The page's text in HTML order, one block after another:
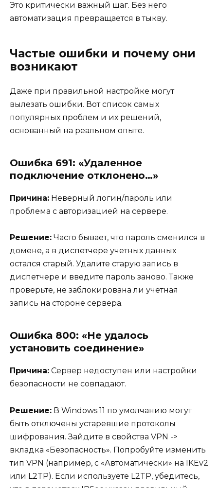
Это критически важный шаг. Без него
автоматизация превращается в тыкву.
Частые ошибки и почему они
возникают
Даже при правильной настройке могут
вылезать ошибки. Вот список самых
популярных проблем и их решений,
основанный на реальном опыте.
Ошибка 691: «Удаленное
подключение отклонено…»
Причина: Неверный логин/пароль или
проблема с авторизацией на сервере.
Решение: Часто бывает, что пароль сменился в
домене, а в диспетчере учетных данных
остался старый. Удалите старую запись в
диспетчере и введите пароль заново. Также
проверьте, не заблокирована ли учетная
запись на стороне сервера.
Ошибка 800: «Не удалось
установить соединение»
Причина: Сервер недоступен или настройки
безопасности не совпадают.
Решение: В Windows 11 по умолчанию могут
быть отключены устаревшие протоколы
шифрования. Зайдите в свойства VPN ->
вкладка «Безопасность». Попробуйте изменить
тип VPN (например, с «Автоматически» на IKEv2
или L2TP). Если используете L2TP, убедитесь,